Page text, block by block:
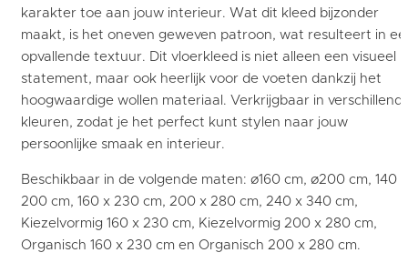
karakter toe aan jouw interieur. Wat dit kleed bijzonder
maakt, is het oneven geweven patroon, wat resulteert in
opvallende textuur. Dit vloerkleed is niet alleen een visueel
statement, maar ook heerlijk voor de voeten dankzij het
hoogwaardige wollen materiaal. Verkrijgbaar in
kleuren, zodat je het perfect kunt stylen naar jouw
persoonlijke smaak en interieur.
Beschikbaar in de volgende maten: ø160 cm, ø200 cm, 140 x
200 cm, 160 x 230 cm, 200 x 280 cm, 240 x 340 cm,
Kiezelvormig 160 x 230 cm, Kiezelvormig 200 x 280 cm,
Organisch 160 x 230 cm en Organisch 200 x 280 cm.